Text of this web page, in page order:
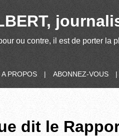
ou contre, il est de porter
A PROPOS | ABONNEZ-VOUS |
dit le